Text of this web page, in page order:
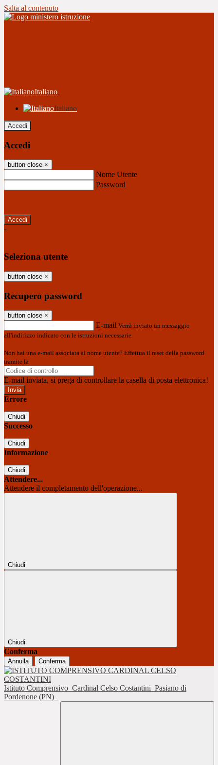
Salta al contenuto
Italiano
Italiano
Accedi
Accedi
button close ×
Nome Utente
Password
-
Seleziona utente
button close ×
Recupero password
button close ×
E-mail Verrà inviato un messaggio
all'indirizzo indicato con le istruzioni necessarie.
Non hai una e-mail associata al nome utente? Effettua il reset della password
tramite la
E-mail inviata, si prega di controllare la casella di posta elettronica!
Errore
Chiudi
Successo
Chiudi
Informazione
Chiudi
Attendere...
Attendere il completamento dell'operazione...
Chiudi
Chiudi
Conferma
Annulla Conferma
Istituto Comprensivo Cardinal Celso Costantini Pasiano di
Pordenone (PN)